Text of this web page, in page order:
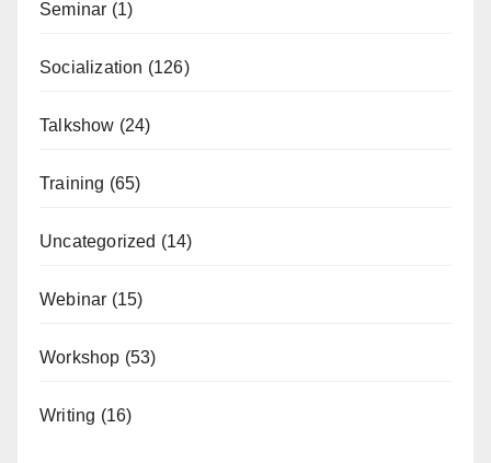
Seminar (1)
Socialization (126)
Talkshow (24)
Training (65)
Uncategorized (14)
Webinar (15)
Workshop (53)
Writing (16)